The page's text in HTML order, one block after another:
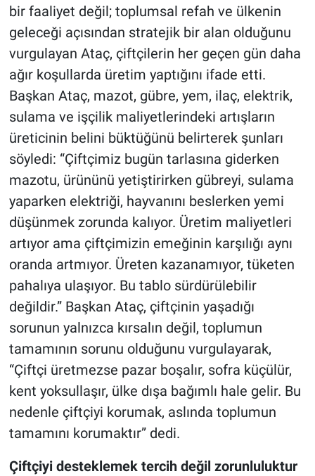
bir faaliyet değil; toplumsal refah ve ülkenin
geleceği açısından stratejik bir alan olduğunu
vurgulayan Ataç, çiftçilerin her geçen gün daha
ağır koşullarda üretim yaptığını ifade etti.
Başkan Ataç, mazot, gübre, yem, ilaç, elektrik,
sulama ve işçilik maliyetlerindeki artışların
üreticinin belini büktüğünü belirterek şunları
söyledi: “Çiftçimiz bugün tarlasına giderken
mazotu, ürününü yetiştirirken gübreyi, sulama
yaparken elektriği, hayvanını beslerken yemi
düşünmek zorunda kalıyor. Üretim maliyetleri
artıyor ama çiftçimizin emeğinin karşılığı aynı
oranda artmıyor. Üreten kazanamıyor, tüketen
pahalıya ulaşıyor. Bu tablo sürdürülebilir
değildir.” Başkan Ataç, çiftçinin yaşadığı
sorunun yalnızca kırsalın değil, toplumun
tamamının sorunu olduğunu vurgulayarak,
“Çiftçi üretmezse pazar boşalır, sofra küçülür,
kent yoksullaşır, ülke dışa bağımlı hale gelir. Bu
nedenle çiftçiyi korumak, aslında toplumun
tamamını korumaktır” dedi.
Çiftçiyi desteklemek tercih değil zorunluluktur